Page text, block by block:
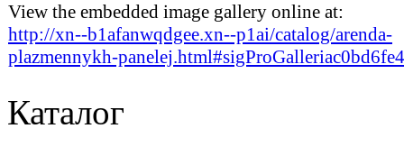
View the embedded image gallery online at:
http://xn--b1afanwqdgee.xn--p1ai/catalog/arenda-
plazmennykh-
Каталог